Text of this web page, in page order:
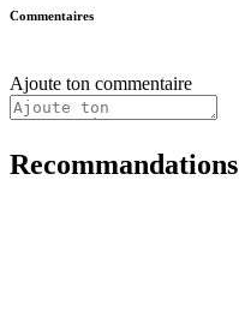
Commentaires
Ajoute ton commentaire
Recommandations